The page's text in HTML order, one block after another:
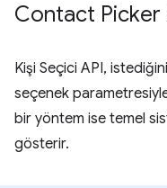
Contact Picker
Kişi Seçici API,
seçenek
bir yöntem ise temel
gösterir.